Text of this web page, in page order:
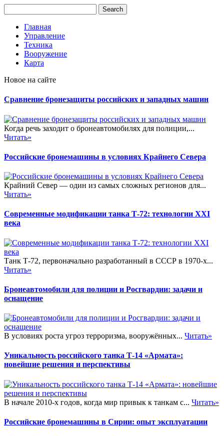
Главная
Управление
Техника
Вооружение
Карта
Новое на сайте
Сравнение бронезащиты российских и западных машин
Когда речь заходит о бронеавтомобилях для полиции,...
Читать»
Российские бронемашины в условиях Крайнего Севера
Крайний Север — один из самых сложных регионов для...
Читать»
Современные модификации танка Т-72: технологии XXI
века
Танк Т-72, первоначально разработанный в СССР в 1970-х...
Читать»
Бронеавтомобили для полиции и Росгвардии: задачи и
оснащение
В условиях роста угроз терроризма, вооружённых... Читать»
Уникальность российского танка Т-14 «Армата»:
новейшие решения и перспективы
В начале 2010-х годов, когда мир привык к танкам с... Читать»
Российские бронемашины в Сирии: опыт эксплуатации